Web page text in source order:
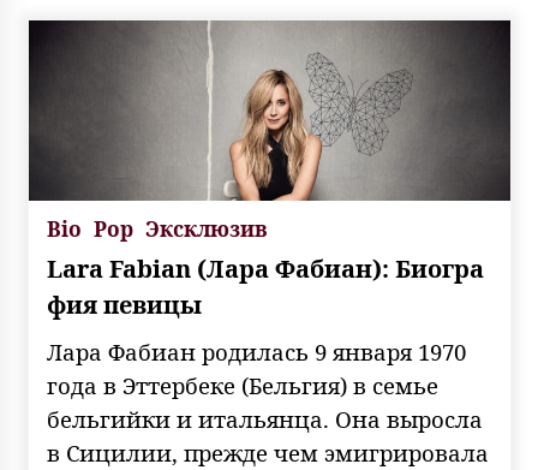
Bio Pop Эксклюзив
Lara Fabian (Лара Фабиан): Биогра
фия певицы
Лара Фабиан родилась 9 января 1970
года в Эттербеке (Бельгия) в семье
бельгийки и итальянца. Она выросла
в Сицилии, прежде чем эмигрировала